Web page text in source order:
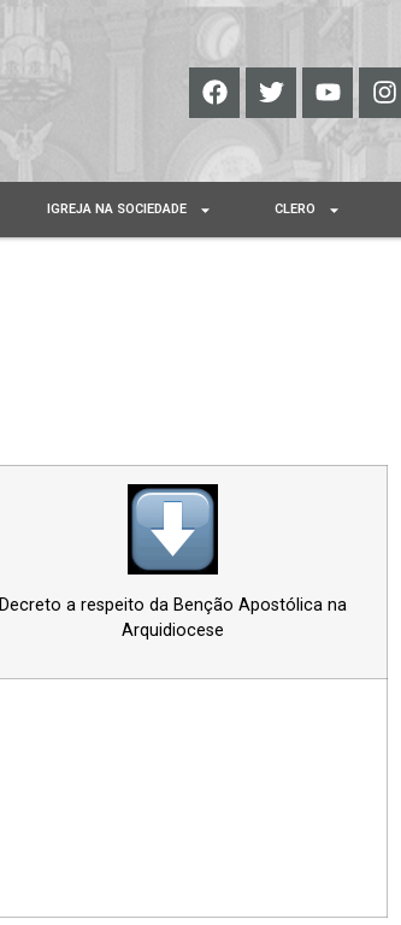
IGREJA NA SOCIEDADE CLERO
Decreto a respeito da Benção Apostólica na
Arquidiocese